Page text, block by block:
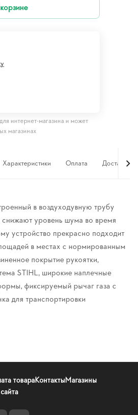
интернет-магазина и может
магазинах
Характеристики Оплата Доставка
в воздуходувную трубу
снижают уровень шума во время
устройство прекрасно подходит
в местах с нормированным
покрытие рукоятки,
STIHL, широкие наплечные
фиксируемый рычаг газа с
для транспортировки
товараКонтактыМагазины